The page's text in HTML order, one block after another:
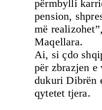
përmbylli
pension,
më
Maqellara.
Ai, si çdo
për zbrazjen e
dukuri Dibrën
qytetet tjera.